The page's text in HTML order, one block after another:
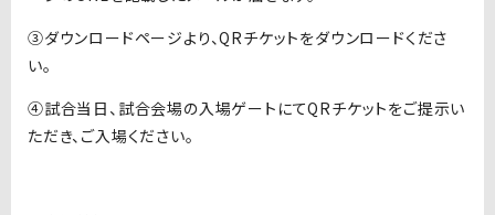
③ダウンロードページより、QRチケットをダウンロードくださ
い。
④試合当日、試合会場の入場ゲートにてQRチケットをご提示い
ただき、ご入場ください。